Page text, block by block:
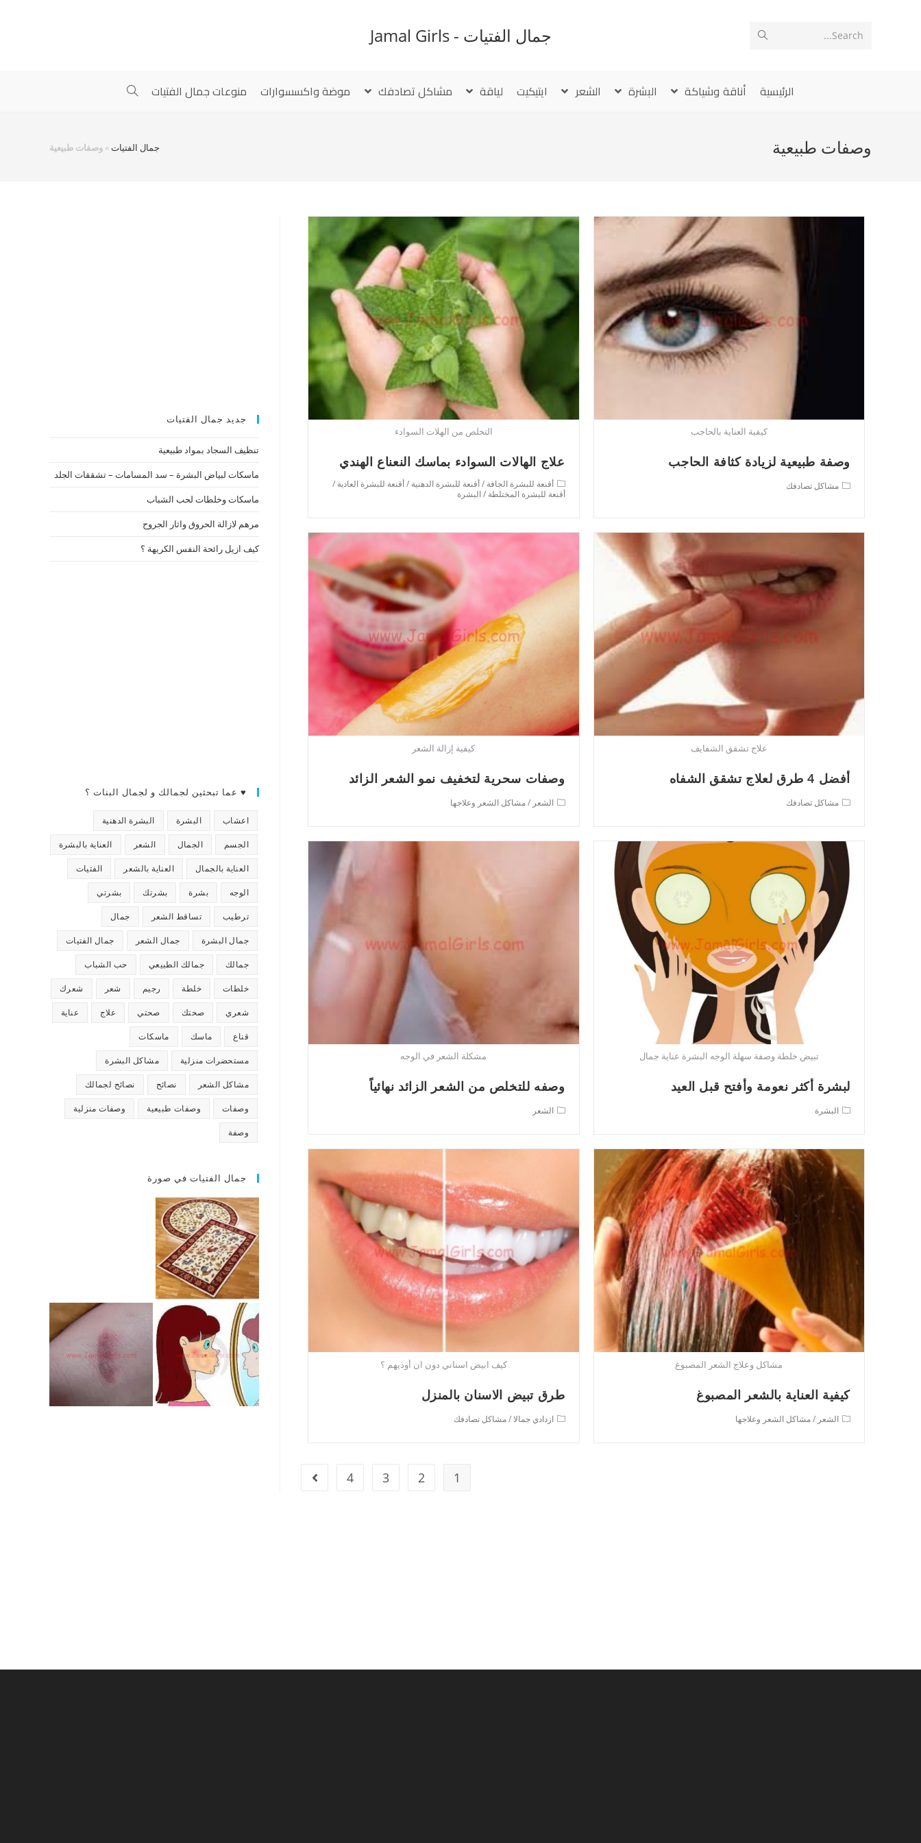
Search... جمال الفتيات - Jamal Girls
الرئيسية أناقة وشياكة البشرة الشعر ايتيكيت لياقة مشاكل تصادفك موضة واكسسوارات منوعات جمال الفتيات
وصفات طبيعية جمال الفتيات» وصفات طبيعية
كيفية العناية بالحاجب
وصفة طبيعية لزيادة كثافة الحاجب
Postمشاكل تصادفك
التخلص من الهلات السوادء
علاج الهالات السوادء بماسك النعناع الهندي
Post
category:
أقنعة للبشرة الجافة / أقنعة للبشرة الدهنية / أقنعة للبشرة العادية /
أقنعة للبشرة المختلطة / البشرة
علاج تشقق الشفايف
أفضل 4 طرق لعلاج تشقق الشفاه
Postمشاكل تصادفك
كيفية إزالة الشعر
وصفات سحرية لتخفيف نمو الشعر الزائد
Postالشعر / مشاكل الشعر وعلاجها
تبيض خلطة وصفة سهلة الوجه البشرة عناية جمال
لبشرة أكثر نعومة وأفتح قبل العيد
Postالبشرة
مشكلة الشعر في الوجه
وصفه للتخلص من الشعر الزائد نهائياً
Postالشعر
مشاكل وعلاج الشعر المصبوغ
كيفية العناية بالشعر المصبوغ
Postالشعر /مشاكل الشعر وعلاجها
كيف ابيض اسناني دون ان أوذيهم ؟
طرق تبيض الاسنان بالمنزل
Postازدادي جمالا / مشاكل تصادفك
1
2
3
4
جديد جمال الفتيات
تنظيف السجاد بمواد طبيعية
ماسكات لبياض البشرة – سد المسامات – تشققات الجلد
ماسكات وخلطات لحب الشباب
مرهم لازالة الحروق واثار الجروح
كيف ازيل رائحة النفس الكريهة ؟
♥ عما تبحثين لجمالك و لجمال البنات ؟
اعشاب البشرة البشرة الدهنية
الجسم الجمال الشعر العناية بالبشرة
العناية بالجمال العناية بالشعر الفتيات
الوجه بشرة بشرتك بشرتي
ترطيب تساقط الشعر جمال
جمال البشرة جمال الشعر جمال الفتيات
جمالك جمالك الطبيعي حب الشباب
خلطات خلطة رجيم شعر شعرك
شعري صحتك صحتي علاج عناية
قناع ماسك ماسكات
مستحضرات منزلية مشاكل البشرة
مشاكل الشعر نصائح نصائح لجمالك
وصفات وصفات طبيعية وصفات منزلية
وصفة
جمال الفتيات في صورة